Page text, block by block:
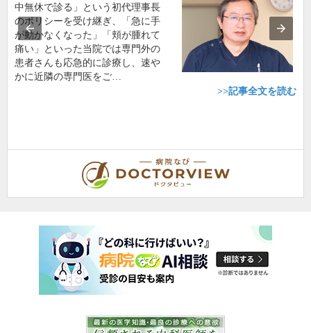
中無休で診る」という初代理事長
のポリシーを受け継ぎ、「急に手
が動かなくなった」「頬が腫れて
痛い」といった当院では専門外の
患者さんも応急的に診療し、速や
かに近隣の専門医をご…
>>記事全文を読む